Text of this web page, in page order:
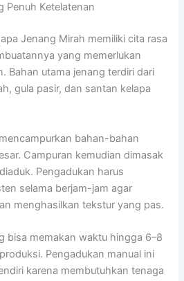
Penuh Ketelatenan
Jenang Mirah memiliki cita rasa
yang memerlukan
Bahan utama jenang terdiri dari
gula pasir, dan santan kelapa
bahan-bahan
Campuran kemudian dimasak
Pengadukan harus
selama berjam-jam agar
menghasilkan tekstur yang pas.
bisa memakan waktu hingga 6–8
Pengadukan manual ini
karena membutuhkan tenaga